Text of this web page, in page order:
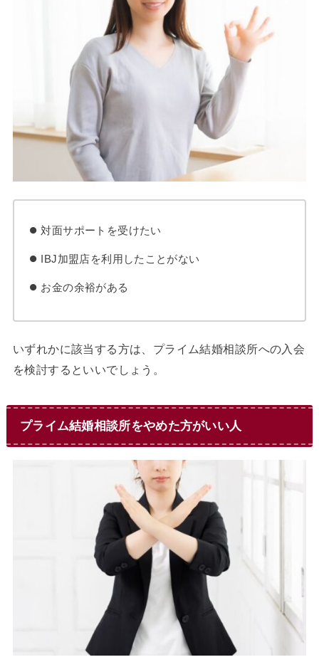
対面サポートを受けたい
IBJ加盟店を利用したことがない
お金の余裕がある
いずれかに該当する方は、プライム結婚相談所への入会
を検討するといいでしょう。
プライム結婚相談所をやめた方がいい人